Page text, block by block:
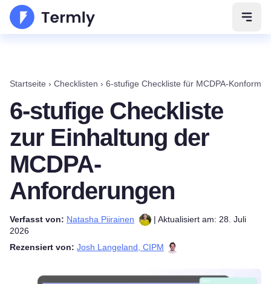
Startseite › Checklisten › 6-stufige Checkliste für MCDPA-
6-stufige Checkliste
zur Einhaltung der
MCDPA-
Anforderungen
Verfasst von: Natasha Piirainen
| Aktualisiert am: 28. Juli
2026
Rezensiert von: Josh Langeland, CIPM